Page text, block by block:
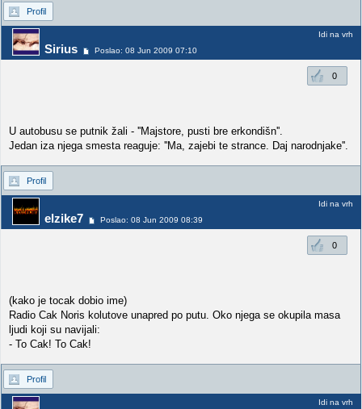
Profil
Sirius Poslao: 08 Jun 2009 07:10
Idi na vrh
0
U autobusu se putnik žali - ''Majstore, pusti bre erkondišn''.
Jedan iza njega smesta reaguje: ''Ma, zajebi te strance. Daj narodnjake''.
Profil
elzike7 Poslao: 08 Jun 2009 08:39
Idi na vrh
0
(kako je tocak dobio ime)
Radio Cak Noris kolutove unapred po putu. Oko njega se okupila masa
ljudi koji su navijali:
- To Cak! To Cak!
Profil
Idi na vrh